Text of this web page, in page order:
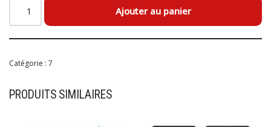
Ajouter au panier
Catégorie : 7
PRODUITS SIMILAIRES